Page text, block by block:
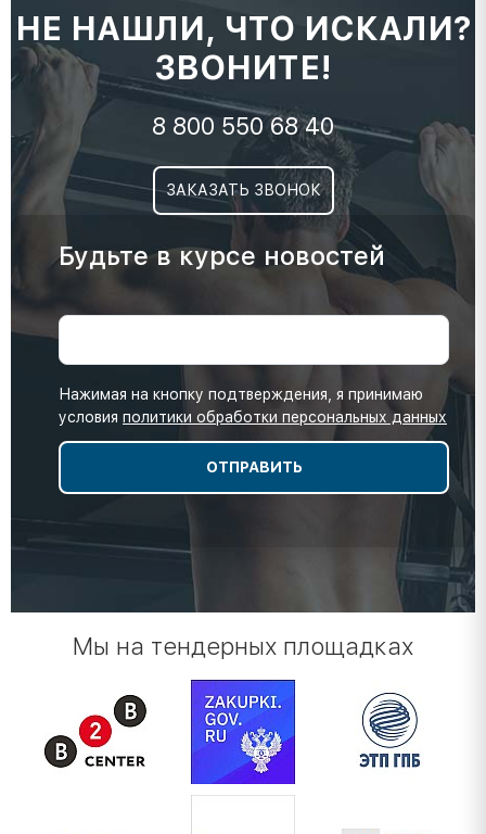
НЕ НАШЛИ, ЧТО ИСКАЛИ?
ЗВОНИТЕ!
8 800 550 68 40
ЗАКАЗАТЬ ЗВОНОК
Будьте в курсе новостей
Нажимая на кнопку подтверждения, я принимаю
условия политики обработки персональных данных
Мы на тендерных площадках